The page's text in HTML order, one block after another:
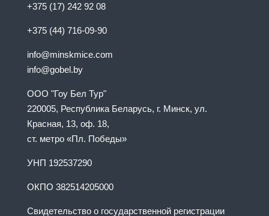
+375 (17) 242 92 08
+375 (44) 716-09-90
info@minskmice.com
info@gobel.by
ООО "Гоу Бел Тур"
220005, Республика Беларусь, г. Минск, ул.
Красная, 13, оф. 18,
ст. метро «Пл. Победы»
УНП 192537290
ОКПО 382514205000
Свидетельство о государственной регистрации